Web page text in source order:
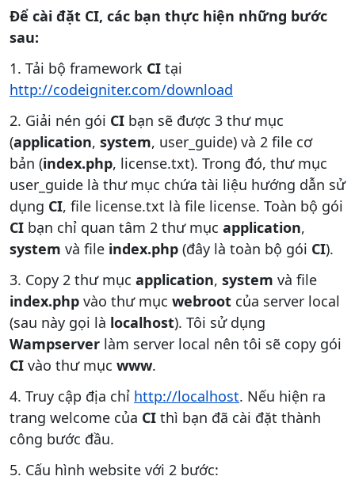
Để cài đặt CI, các bạn thực hiện những bước
sau:
1. Tải bộ framework CI tại
http://codeigniter.com/download
2. Giải nén gói CI bạn sẽ được 3 thư mục
(application, system, user_guide) và 2 file cơ
bản (index.php, license.txt). Trong đó, thư mục
user_guide là thư mục chứa tài liệu hướng dẫn sử
dụng CI, file license.txt là file license. Toàn bộ gói
CI bạn chỉ quan tâm 2 thư mục application,
system và file index.php (đây là toàn bộ gói CI).
3. Copy 2 thư mục application, system và file
index.php vào thư mục webroot của server local
(sau này gọi là localhost). Tôi sử dụng
Wampserver làm server local nên tôi sẽ copy gói
CI vào thư mục www.
4. Truy cập địa chỉ http://localhost. Nếu hiện ra
trang welcome của CI thì bạn đã cài đặt thành
công bước đầu.
5. Cấu hình website với 2 bước: